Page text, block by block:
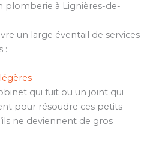
plomberie à Lignières-de-
un large éventail de services
:
qui fuit ou un joint qui
pour résoudre ces petits
ne deviennent de gros